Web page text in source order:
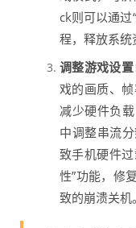
ck则可以通过
程，释放系统
调整游戏设置
戏的画质、
减少硬件负
中调整串流
致手机硬件
性”功能，修
致的崩溃关机。